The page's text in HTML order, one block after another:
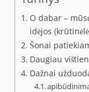
O dabar –
idėjos
Šonai
Daugiau
Dažnai